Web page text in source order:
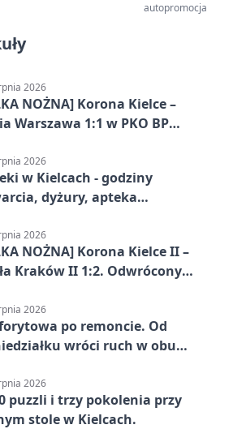
autopromocja
2026
NOŻNA] Korona Kielce –
Warszawa 1:1 w PKO BP
lidera
2026
w Kielcach - godziny
dyżury, apteka
2026
NOŻNA] Korona Kielce II –
Kraków II 1:2. Odwrócony
IV)
2026
po remoncie. Od
wróci ruch w obu
2026
puzzli i trzy pokolenia przy
stole w Kielcach.